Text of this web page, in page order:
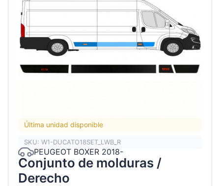
Última unidad disponible
SKU: W1-DUCATO18SET_LWB_R
PEUGEOT BOXER 2018-
Conjunto de molduras /
Derecho